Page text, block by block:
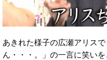
あきれた様子の広瀬アリス
ん・・・。」の一言に笑いを